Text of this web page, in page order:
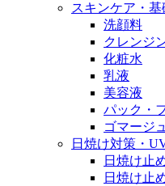
スキンケア・
洗顔料
クレンジ
化粧水
乳液
美容液
パック・
ゴマージ
日焼け対策・
日焼け止
日焼け止